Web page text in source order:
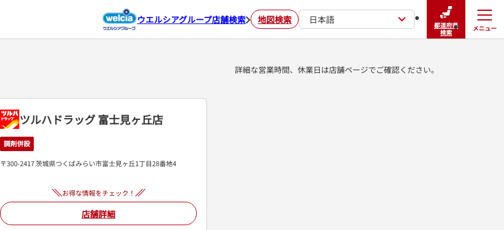
ウエルシアグループ店舗検索 地図検索 日本語
都道府県
検索
メニュー
閉じる
詳細な営業時間、休業日は店舗ページでご確認ください。
ツルハドラッグ 富士見ヶ丘店
調剤併設
〒300-2417 茨城県つくばみらい市富士見ヶ丘1丁目28番地4
お得な情報をチェック！
店舗詳細